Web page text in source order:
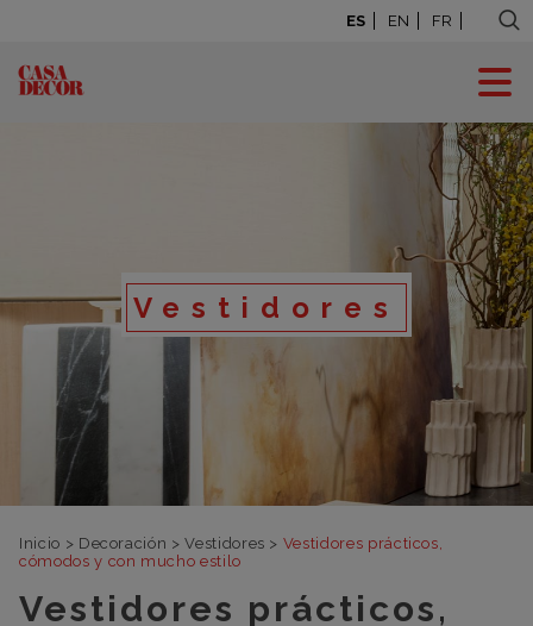
ES EN FR
Vestidores
Inicio > Decoración >Vestidores > Vestidores prácticos,
cómodos y con mucho estilo
Vestidores prácticos,